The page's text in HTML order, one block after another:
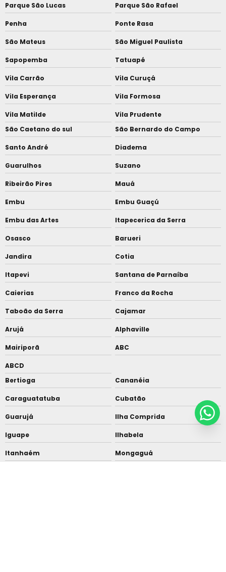
Parque São Lucas Parque São Rafael
Penha Ponte Rasa
São Mateus São Miguel Paulista
Sapopemba Tatuapé
Vila Carrão Vila Curuçá
Vila Esperança Vila Formosa
Vila Matilde
Vila Prudente
São Caetano do sul
São Bernardo do Campo
Santo André Diadema
Guarulhos Suzano
Ribeirão Pires Mauá
Embu Embu Guaçú
Embu das Artes Itapecerica da Serra
Osasco Barueri
Jandira Cotia
Itapevi Santana de Parnaíba
Caierias Franco da Rocha
Taboão da Serra Cajamar
Arujá Alphaville
Mairiporã ABC
ABCD
Bertioga
Cananéia
Caraguatatuba Cubatão
Guarujá Ilha Comprida
Iguape Ilhabela
Itanhaém Mongaguá